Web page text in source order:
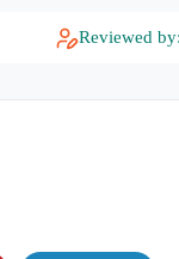
Reviewed